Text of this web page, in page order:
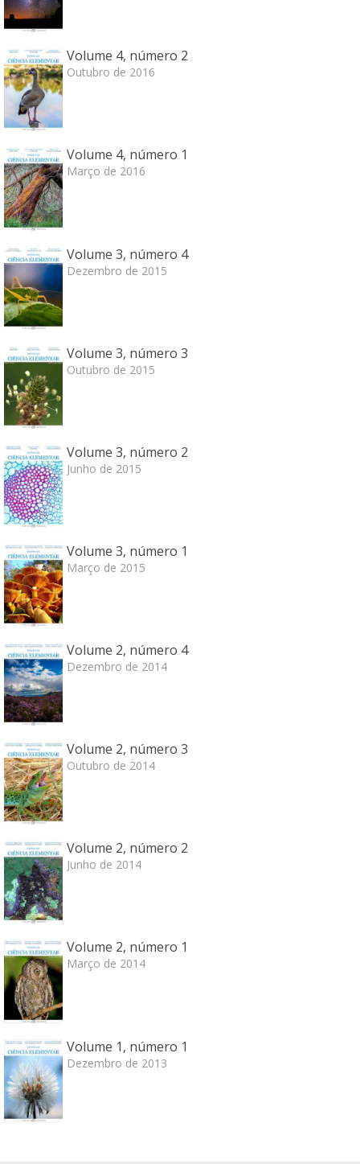
Volume 4, número 2
Outubro de 2016
Volume 4, número 1
Março de 2016
Volume 3, número 4
Dezembro de 2015
Volume 3, número 3
Outubro de 2015
Volume 3, número 2
Junho de 2015
Volume 3, número 1
Março de 2015
Volume 2, número 4
Dezembro de 2014
Volume 2, número 3
Outubro de 2014
Volume 2, número 2
Junho de 2014
Volume 2, número 1
Março de 2014
Volume 1, número 1
Dezembro de 2013